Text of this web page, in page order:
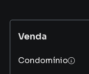
Venda
Condomínio